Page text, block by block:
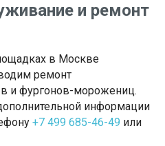
и ремонт
в Москве
ремонт
и фургонов-морожениц.
информации
+7 499 685-46-49 или